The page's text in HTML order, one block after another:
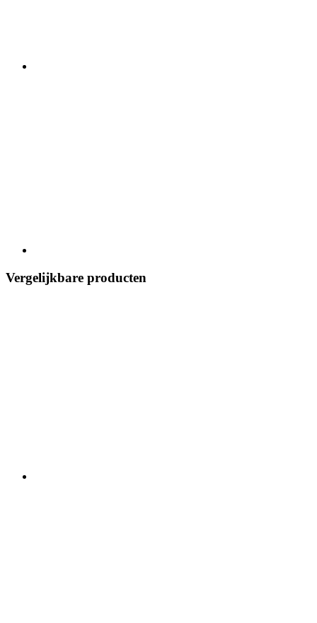
Vergelijkbare producten